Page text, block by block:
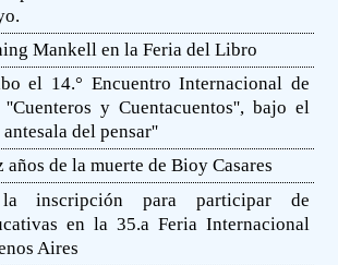
Mankell en la Feria del Libro
el 14.° Encuentro Internacional de
y Cuentacuentos'', bajo el
del pensar''
años de la muerte de Bioy Casares
inscripción para participar de
en la 35.a Feria Internacional
Aires